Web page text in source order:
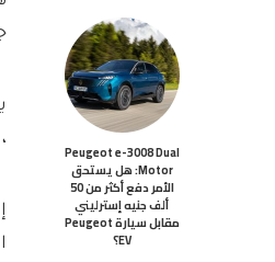
Peugeot e-3008 Dual
Motor: هل يستحق
الأمر دفع أكثر من 50
ألف جنيه إسترليني
مقابل سيارة Peugeot
EV؟
،